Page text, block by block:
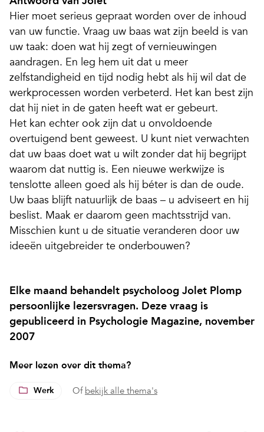
Hier moet serieus gepraat worden over de inhoud
van uw functie. Vraag uw baas wat zijn beeld is van
uw taak: doen wat hij zegt of vernieuwingen
aandragen. En leg hem uit dat u meer
zelfstandigheid en tijd nodig hebt als hij wil dat de
werkprocessen worden verbeterd. Het kan best zijn
dat hij niet in de gaten heeft wat er gebeurt.
Het kan echter ook zijn dat u onvoldoende
overtuigend bent geweest. U kunt niet verwachten
dat uw baas doet wat u wilt zonder dat hij begrijpt
waarom dat nuttig is. Een nieuwe werkwijze is
tenslotte alleen goed als hij béter is dan de oude.
Uw baas blijft natuurlijk de baas – u adviseert en hij
beslist. Maak er daarom geen machtsstrijd van.
Misschien kunt u de situatie veranderen door uw
ideeën uitgebreider te onderbouwen?
Elke maand behandelt psycholoog Jolet Plomp
persoonlijke lezersvragen. Deze vraag is
gepubliceerd in Psychologie Magazine, november
2007
Meer lezen over dit thema?
Werk Of bekijk alle thema's